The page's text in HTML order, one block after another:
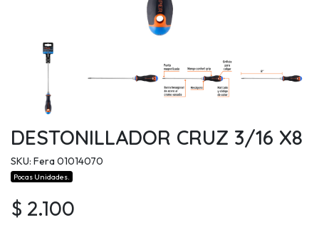
DESTONILLADOR CRUZ 3/16 X8
SKU: Fera 01014070
Pocas Unidades.
$ 2.100